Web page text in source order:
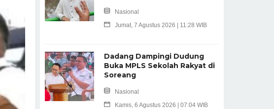
Nasional
Jumat, 7 Agustus 2026 | 11:28 WIB
Dadang Dampingi Dudung
Buka MPLS Sekolah Rakyat di
Soreang
Nasional
Kamis, 6 Agustus 2026 | 07:04 WIB